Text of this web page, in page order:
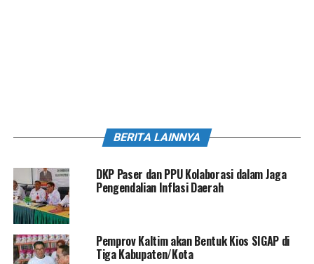
BERITA LAINNYA
DKP Paser dan PPU Kolaborasi dalam Jaga
Pengendalian Inflasi Daerah
Pemprov Kaltim akan Bentuk Kios SIGAP di
Tiga Kabupaten/Kota